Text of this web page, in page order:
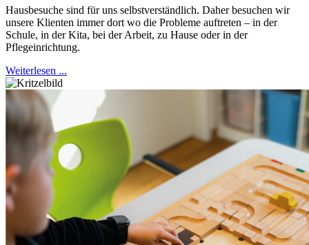
Hausbesuche sind für uns selbstverständlich. Daher besuchen wir
unsere Klienten immer dort wo die Probleme auftreten – in der
Schule, in der Kita, bei der Arbeit, zu Hause oder in der
Pflegeinrichtung.
Weiterlesen ...